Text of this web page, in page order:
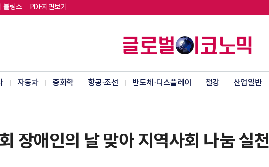
블링스 PDF지면보기
자동차 중화학 항공·조선 반도체·디스플레이 철강 산업일반
장애인의 날 맞아 지역사회 나눔 실천